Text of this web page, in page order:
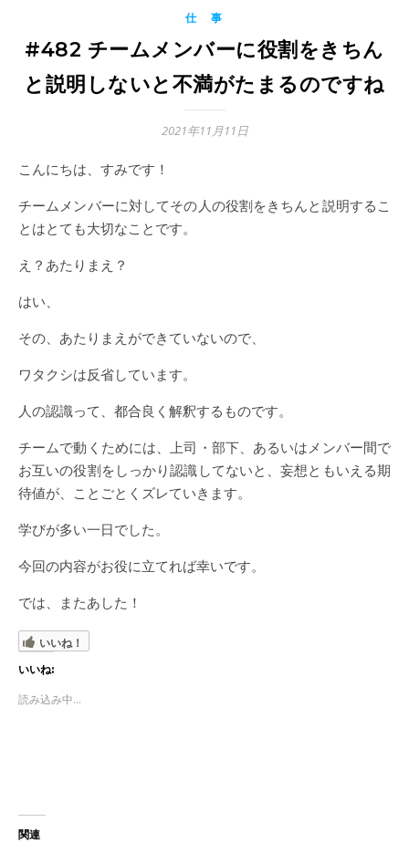
仕 事
#482 チームメンバーに役割をきちん
と説明しないと不満がたまるのですね
2021年11月11日
こんにちは、すみです！
チームメンバーに対してその人の役割をきちんと説明するこ
とはとても大切なことです。
え？あたりまえ？
はい、
その、あたりまえができていないので、
ワタクシは反省しています。
人の認識って、都合良く解釈するものです。
チームで動くためには、上司・部下、あるいはメンバー間で
お互いの役割をしっかり認識してないと、妄想ともいえる期
待値が、ことごとくズレていきます。
学びが多い一日でした。
今回の内容がお役に立てれば幸いです。
では、またあした！
いいね！
いいね:
読み込み中...
関連